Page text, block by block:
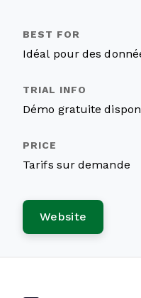
Idéal pour des
Démo gratuite
Tarifs sur demande
Website